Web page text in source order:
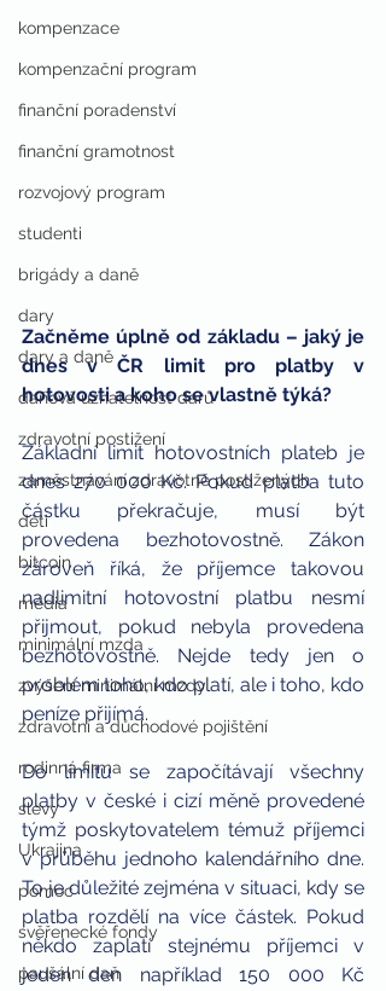
kompenzace
kompenzační program
finanční poradenství
finanční gramotnost
rozvojový program
studenti
brigády a daně
dary
dary a daně
daňová uznatelnost darů
zdravotní postižení
zaměstnávání zdravotně postižených
děti
bitcoin
média
minimální mzda
zvýšení minimální mzdy
zdravotní a důchodové pojištění
rodinná firma
slevy
Ukrajina
pomoc
svěřenecké fondy
paušální daň
Začněme úplně od základu – jaký je
dnes v ČR limit pro platby v
hotovosti a koho se vlastně týká?
Základní limit hotovostních plateb je
dnes 270 000 Kč. Pokud platba tuto
částku překračuje, musí být
provedena bezhotovostně. Zákon
zároveň říká, že příjemce takovou
nadlimitní hotovostní platbu nesmí
přijmout, pokud nebyla provedena
bezhotovostně. Nejde tedy jen o
problém toho, kdo platí, ale i toho, kdo
peníze přijímá.
Do limitu se započítávají všechny
platby v české i cizí měně provedené
týmž poskytovatelem témuž příjemci
v průběhu jednoho kalendářního dne.
To je důležité zejména v situaci, kdy se
platba rozdělí na více částek. Pokud
někdo zaplatí stejnému příjemci v
jeden den například 150 000 Kč